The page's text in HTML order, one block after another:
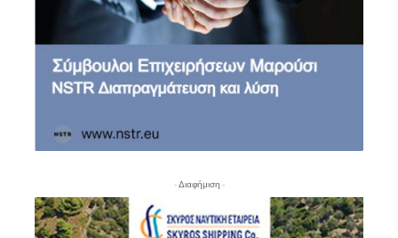
- Διαφήμιση -